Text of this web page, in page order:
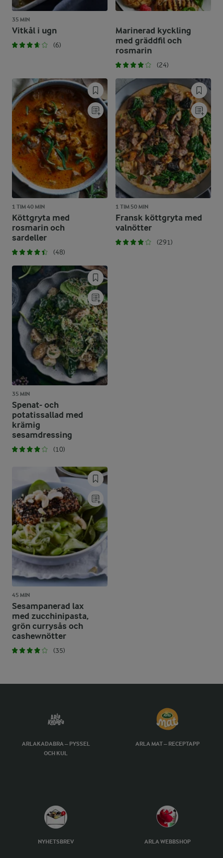
35 MIN
Vitkål i ugn
(6)
Marinerad kyckling
med gräddfil och
rosmarin
(24)
1 TIM 40 MIN
Köttgryta med
rosmarin och
sardeller
(48)
1 TIM 50 MIN
Fransk köttgryta med
valnötter
(291)
35 MIN
Spenat- och
potatissallad med
krämig
sesamdressing
(10)
45 MIN
Sesampanerad lax
med zucchinipasta,
grön currysås och
cashewnötter
(35)
ARLAKADABRA – PYSSEL
OCH KUL
ARLA MAT – RECEPTAPP
NYHETSBREV ARLA WEBBSHOP